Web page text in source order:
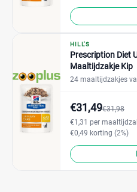
HILL'S
Prescription Diet
Maaltijdzakje Kip
24 maaltijdzakjes
€31,49€31,98
€1,31 per
€0,49 korting (2%)